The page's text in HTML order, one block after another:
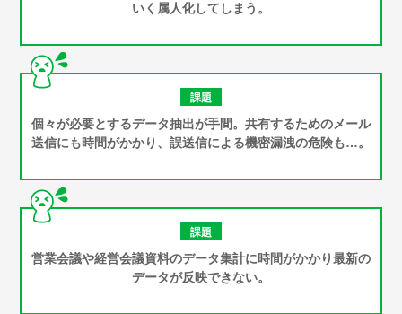
いく属人化してしまう。
課題
個々が必要とするデータ抽出が手間。共有するためのメール
送信にも時間がかかり、誤送信による機密漏洩の危険も…。
課題
営業会議や経営会議資料のデータ集計に時間がかかり最新の
データが反映できない。